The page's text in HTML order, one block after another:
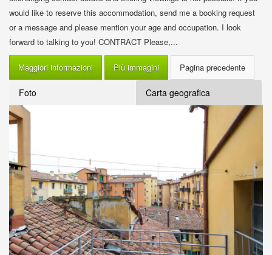
would like to reserve this accommodation, send me a booking request
or a message and please mention your age and occupation. I look
forward to talking to you! CONTRACT Please,...
Maggiori informazioni Più immagini
Foto Carta geografica